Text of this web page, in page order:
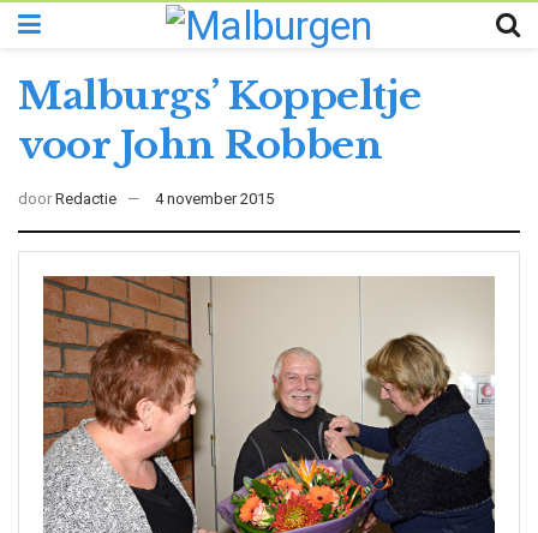
Malburgs’ Koppeltje
voor John Robben
door Redactie 4 november 2015